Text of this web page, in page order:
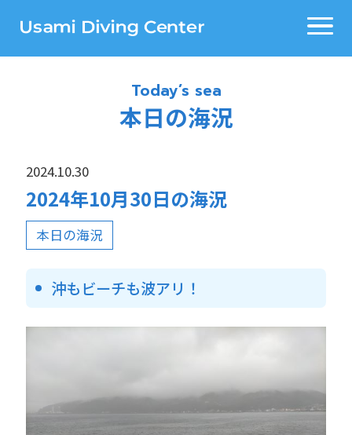
Today’s sea
本日の海況
2024.10.30
2024年10月30日の海況
本日の海況
沖もビーチも波アリ！